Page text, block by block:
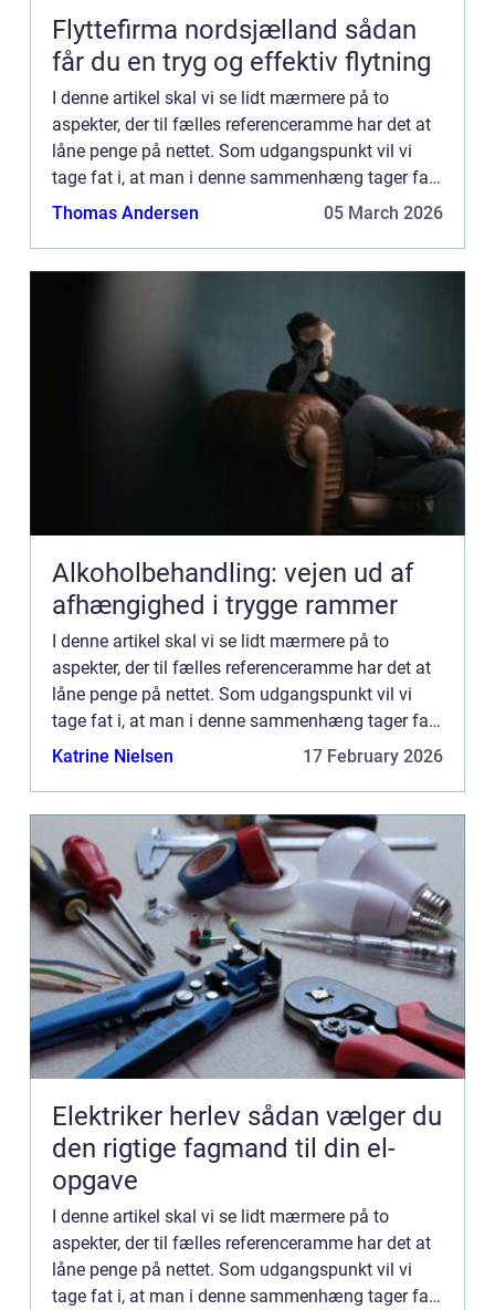
Flyttefirma nordsjælland sådan
får du en tryg og effektiv flytning
I denne artikel skal vi se lidt mærmere på to
aspekter, der til fælles referenceramme har det at
låne penge på nettet. Som udgangspunkt vil vi
tage fat i, at man i denne sammenhæng tager fat i
hurtigudbetaling.dk, ...
Thomas Andersen 05 March 2026
Alkoholbehandling: vejen ud af
afhængighed i trygge rammer
I denne artikel skal vi se lidt mærmere på to
aspekter, der til fælles referenceramme har det at
låne penge på nettet. Som udgangspunkt vil vi
tage fat i, at man i denne sammenhæng tager fat i
hurtigudbetaling.dk, ...
Katrine Nielsen 17 February 2026
Elektriker herlev sådan vælger du
den rigtige fagmand til din el-
opgave
I denne artikel skal vi se lidt mærmere på to
aspekter, der til fælles referenceramme har det at
låne penge på nettet. Som udgangspunkt vil vi
tage fat i, at man i denne sammenhæng tager fat i